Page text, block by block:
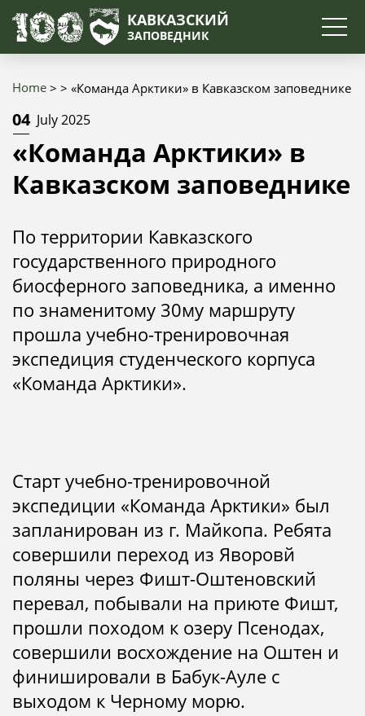
КАВКАЗСКИЙ
ЗАПОВЕДНИК
Search
Breadcrumb
Home «Команда Арктики» в Кавказском заповеднике
04 July 2025
«Команда Арктики» в
Кавказском заповеднике
По территории Кавказского
государственного природного
биосферного заповедника, а именно
по знаменитому 30му маршруту
прошла учебно-тренировочная
экспедиция студенческого корпуса
«Команда Арктики».
Старт учебно-тренировочной
экспедиции «Команда Арктики» был
запланирован из г. Майкопа. Ребята
совершили переход из Яворовй
поляны через Фишт-Оштеновский
перевал, побывали на приюте Фишт,
прошли походом к озеру Псенодах,
совершили восхождение на Оштен и
финишировали в Бабук-Ауле с
выходом к Черному морю.